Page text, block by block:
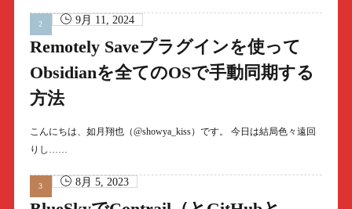
9月 11, 2024
Remotely Saveプラグインを使って
Obsidianを全てのOSで手動同期する
方法
こんにちは、如月翔也（@showya_kiss）です。 今日は結局色々遠回
りし……
8月 5, 2023